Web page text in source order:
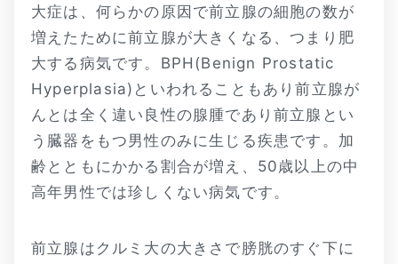
大症は、何らかの原因で前立腺の細胞の数が
増えたために前立腺が大きくなる、つまり肥
大する病気です。BPH(Benign Prostatic
Hyperplasia)といわれることもあり前立腺が
んとは全く違い良性の腺腫であり前立腺とい
う臓器をもつ男性のみに生じる疾患です。加
齢とともにかかる割合が増え、50歳以上の中
高年男性では珍しくない病気です。
前立腺はクルミ大の大きさで膀胱のすぐ下に